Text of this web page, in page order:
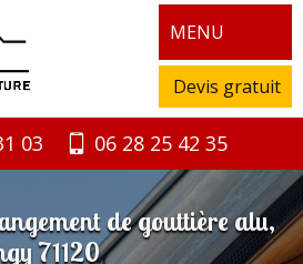
MENU
Devis gratuit
03 06 28 25 42 35
de gouttière alu,
71120